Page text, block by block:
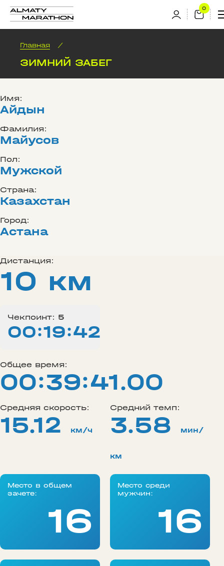
Главная /
ЗИМНИЙ ЗАБЕГ
Имя:
Айдын
Фамилия:
Майусов
Пол:
Мужской
Страна:
Казахстан
Город:
Астана
Дистанция:
10 км
Чекпоинт: 5
00:19:42
Общее время:
00:39:41.00
Средняя скорость:
15.12 км/ч
Средний темп:
3.58 мин/
км
Место в общем
зачете:
16
Место среди
мужчин:
16